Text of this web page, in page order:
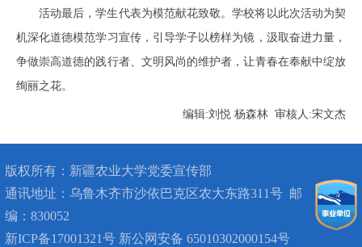
活动最后，学生代表为模范献花致敬。学校将以此次活动为契
机深化道德模范学习宣传，引导学子以榜样为镜，汲取奋进力量，
争做崇高道德的践行者、文明风尚的维护者，让青春在奉献中绽放
绚丽之花。
编辑:刘悦 杨森林 审核人:宋文杰
版权所有： 新疆农业大学党委宣传部
通讯地址： 乌鲁木齐市沙依巴克区农大东路311号 邮
编：830052
新ICP备17001321号 新公网安备 65010302000154号